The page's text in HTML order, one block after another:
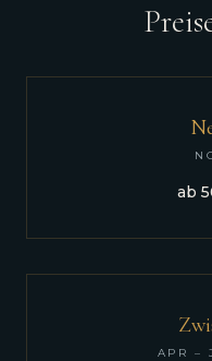
ab
APR –